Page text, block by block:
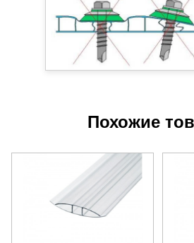
Похожие